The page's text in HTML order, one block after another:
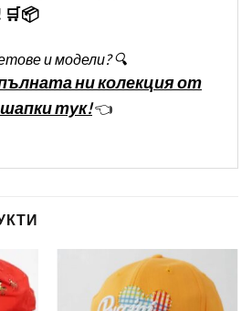
🛒📦
и модели? 🔍
ни колекция от
тук!👈